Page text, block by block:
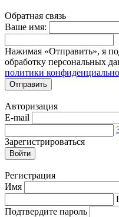
Обратная связь
Ваше имя:
Нажимая «Отправить», я
обработку персональных
политики
Отправить
Авторизация
E-mail
Зарегистрироваться
Войти
Регистрация
Имя
Подтвердите пароль